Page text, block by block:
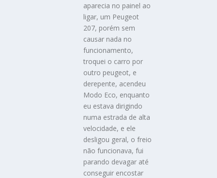
aparecia no painel ao
ligar, um Peugeot
207, porém sem
causar nada no
funcionamento,
troquei o carro por
outro peugeot, e
derepente, acendeu
Modo Eco, enquanto
eu estava dirigindo
numa estrada de alta
velocidade, e ele
desligou geral, o freio
não funcionava, fui
parando devagar até
conseguir encostar